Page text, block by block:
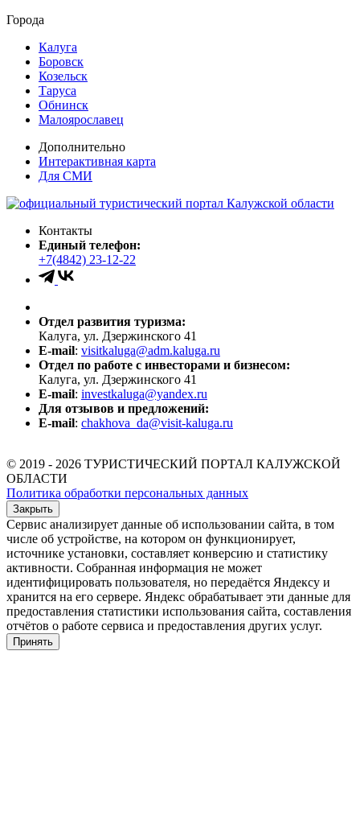
Города
Калуга
Боровск
Козельск
Таруса
Обнинск
Малоярославец
Дополнительно
Интерактивная карта
Для СМИ
Контакты
Единый телефон:
+7(4842) 23-12-22
Отдел развития туризма:
Калуга, ул. Дзержинского 41
E-mail: visitkaluga@adm.kaluga.ru
Отдел по работе с инвесторами и бизнесом:
Калуга, ул. Дзержинского 41
E-mail: investkaluga@yandex.ru
Для отзывов и предложений:
E-mail: chakhova_da@visit-kaluga.ru
© 2019 - 2026 ТУРИСТИЧЕСКИЙ ПОРТАЛ КАЛУЖСКОЙ
ОБЛАСТИ
Политика обработки персональных данных
Закрыть
Сервис анализирует данные об использовании сайта, в том
числе об устройстве, на котором он функционирует,
источнике установки, составляет конверсию и статистику
активности. Собранная информация не может
идентифицировать пользователя, но передаётся Яндексу и
хранится на его сервере. Яндекс обрабатывает эти данные для
предоставления статистики использования сайта, составления
отчётов о работе сервиса и предоставления других услуг.
Принять